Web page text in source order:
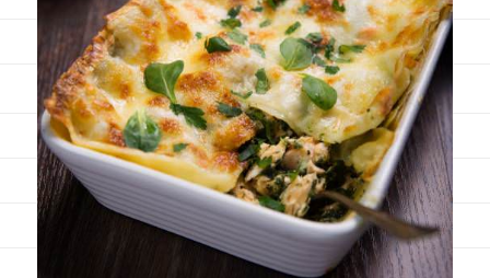
Viandes
Pratique
Mesures conversions
Lexique des différents termes de cuisine
Service du vin
Contact